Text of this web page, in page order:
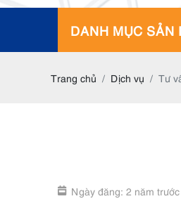
DANH MỤC SẢN
Trang chủ Dịch vụ Tư
Ngày đăng: 2 năm trước